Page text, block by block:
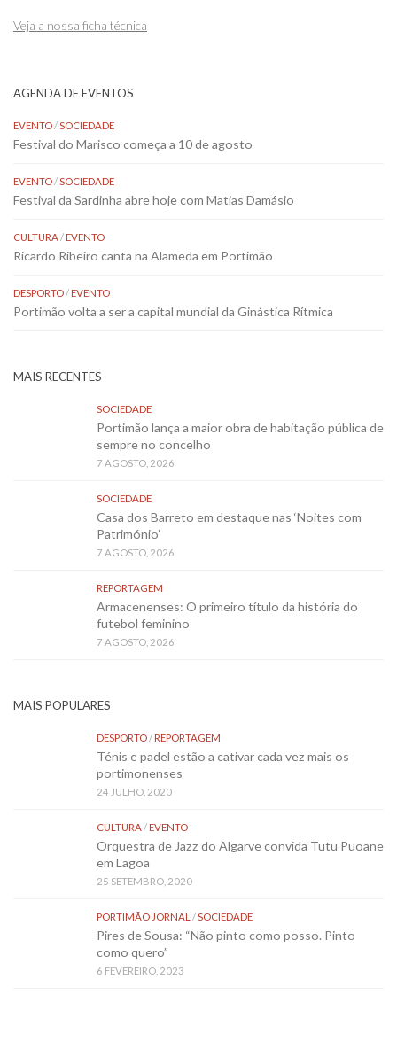
Veja a nossa ficha técnica
AGENDA DE EVENTOS
EVENTO/SOCIEDADE
Festival do Marisco começa a 10 de agosto
EVENTO/SOCIEDADE
Festival da Sardinha abre hoje com Matias Damásio
CULTURA/EVENTO
Ricardo Ribeiro canta na Alameda em Portimão
DESPORTO/EVENTO
Portimão volta a ser a capital mundial da Ginástica Rítmica
MAIS RECENTES
SOCIEDADE
Portimão lança a maior obra de habitação pública de
sempre no concelho
7 AGOSTO, 2026
SOCIEDADE
Casa dos Barreto em destaque nas ‘Noites com
Património’
7 AGOSTO, 2026
REPORTAGEM
Armacenenses: O primeiro título da história do
futebol feminino
7 AGOSTO, 2026
MAIS POPULARES
DESPORTO/REPORTAGEM
Ténis e padel estão a cativar cada vez mais os
portimonenses
24 JULHO, 2020
CULTURA/EVENTO
Orquestra de Jazz do Algarve convida Tutu Puoane
em Lagoa
25 SETEMBRO, 2020
PORTIMÃO JORNAL /SOCIEDADE
Pires de Sousa: “Não pinto como posso. Pinto
como quero”
6 FEVEREIRO, 2023